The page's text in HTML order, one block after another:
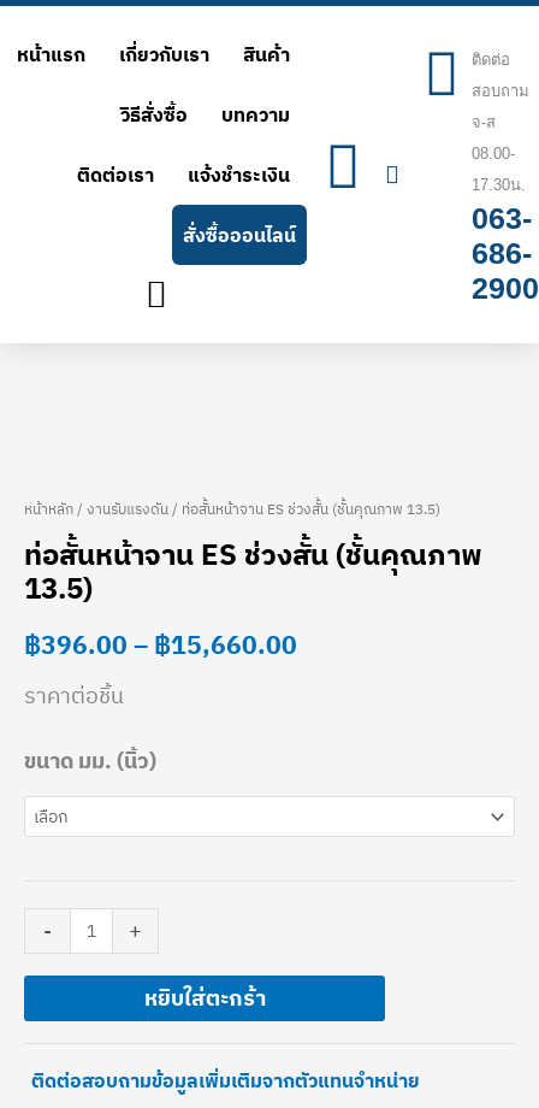
หน้าแรก เกี่ยวกับเรา สินค้า
วิธีสั่งซื้อ บทความ
ติดต่อเรา แจ้งชำระเงิน
สั่งซื้อออนไลน์
ติดต่อ
สอบถาม
จ-ส
08.00-
17.30น.
063-
686-
2900
หน้าหลัก / งานรับแรงดัน / ท่อสั้นหน้าจาน ES ช่วงสั้น (ชั้นคุณภาพ 13.5)
ท่อสั้นหน้าจาน ES ช่วงสั้น (ชั้นคุณภาพ
13.5)
฿396.00 – ฿15,660.00
Price
range:
ราคาต่อชิ้น
ขนาด มม. (นิ้ว)
-
จำนวน
ท่อ
สั้น
หน้า
จาน
ช่วง
สั้น
คุณภาพ
13.5)
+
หยิบใส่ตะกร้า
ติดต่อสอบถามข้อมูลเพิ่มเติมจากตัวแทนจำหน่าย